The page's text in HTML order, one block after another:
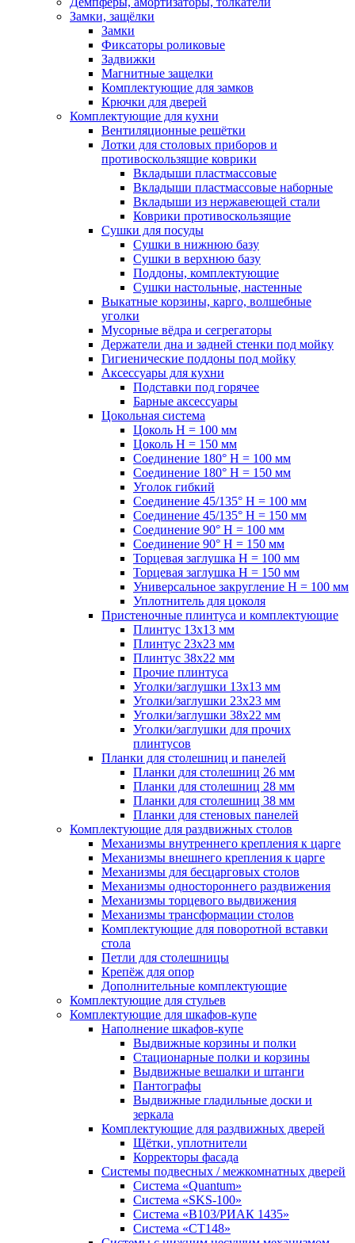
Замки, защёлки
Замки
Фиксаторы роликовые
Задвижки
Магнитные защелки
Комплектующие для замков
Крючки для дверей
Комплектующие для кухни
Вентиляционные решётки
Лотки для столовых приборов и
противоскользящие коврики
Вкладыши пластмассовые
Вкладыши пластмассовые наборные
Вкладыши из нержавеющей стали
Коврики противоскользящие
Сушки для посуды
Сушки в нижнюю базу
Сушки в верхнюю базу
Поддоны, комплектующие
Сушки настольные, настенные
Выкатные корзины, карго, волшебные
уголки
Мусорные вёдра и сегрегаторы
Держатели дна и задней стенки под мойку
Гигиенические поддоны под мойку
Аксессуары для кухни
Подставки под горячее
Барные аксессуары
Цокольная система
Цоколь H = 100 мм
Цоколь H = 150 мм
Соединение 180° H = 100 мм
Соединение 180° H = 150 мм
Уголок гибкий
Соединение 45/135° H = 100 мм
Соединение 45/135° H = 150 мм
Соединение 90° H = 100 мм
Соединение 90° H = 150 мм
Торцевая заглушка H = 100 мм
Торцевая заглушка H = 150 мм
Универсальное закругление H = 100 мм
Уплотнитель для цоколя
Пристеночные плинтуса и комплектующие
Плинтус 13х13 мм
Плинтус 23х23 мм
Плинтус 38х22 мм
Прочие плинтуса
Уголки/заглушки 13х13 мм
Уголки/заглушки 23х23 мм
Уголки/заглушки 38х22 мм
Уголки/заглушки для прочих
плинтусов
Планки для столешниц и панелей
Планки для столешниц 26 мм
Планки для столешниц 28 мм
Планки для столешниц 38 мм
Планки для стеновых панелей
Комплектующие для раздвижных столов
Механизмы внутреннего крепления к царге
Механизмы внешнего крепления к царге
Механизмы для бесцарговых столов
Механизмы одностороннего раздвижения
Механизмы торцевого выдвижения
Механизмы трансформации столов
Комплектующие для поворотной вставки
стола
Петли для столешницы
Крепёж для опор
Дополнительные комплектующие
Комплектующие для стульев
Комплектующие для шкафов-купе
Наполнение шкафов-купе
Выдвижные корзины и полки
Стационарные полки и корзины
Выдвижные вешалки и штанги
Пантографы
Выдвижные гладильные доски и
зеркала
Комплектующие для раздвижных дверей
Щётки, уплотнители
Корректоры фасада
Системы подвесных / межкомнатных дверей
Система «Quantum»
Система «SKS-100»
Система «B103/РИАК 1435»
Система «СТ148»